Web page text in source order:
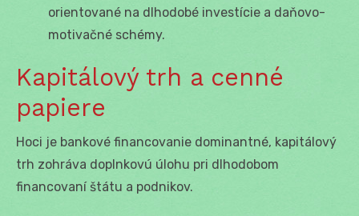
orientované na dlhodobé investície a daňovo-
motivačné schémy.
Kapitálový trh a cenné
papiere
Hoci je bankové financovanie dominantné, kapitálový
trh zohráva doplnkovú úlohu pri dlhodobom
financovaní štátu a podnikov.